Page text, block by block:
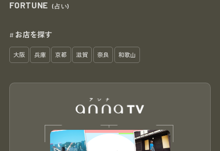
FORTUNE (占い)
# お店を探す
大阪 兵庫 京都 滋賀 奈良 和歌山